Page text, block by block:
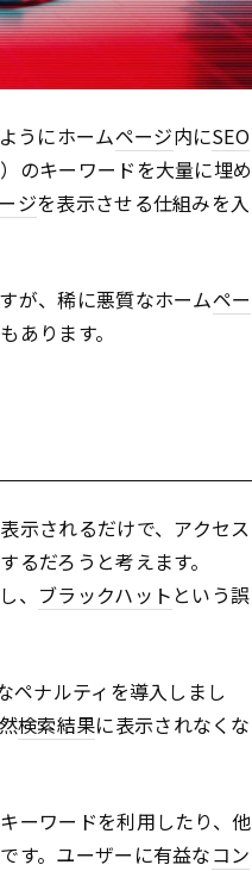
うにホームページ内にSEO
のキーワードを大量に埋め
ジを表示させる仕組みを入
が、稀に悪質なホームペー
あります。
示されるだけで、アクセス
るだろうと考えます。
、 ブラックハット という誤
ペナルティを導入しまし
検索結果に表示されなくな
ーワードを利用したり、他
す。ユーザーに有益なコン